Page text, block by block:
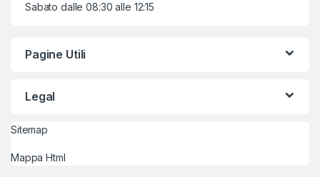
Sabato dalle 08:30 alle 12:15
Pagine Utili
Legal
Sitemap
Mappa Html